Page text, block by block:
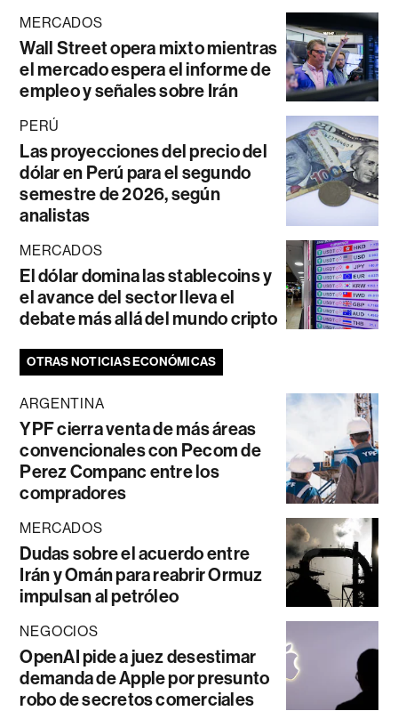
MERCADOS
Wall Street opera mixto mientras
el mercado espera el informe de
empleo y señales sobre Irán
PERÚ
Las proyecciones del precio del
dólar en Perú para el segundo
semestre de 2026, según
analistas
MERCADOS
El dólar domina las stablecoins y
el avance del sector lleva el
debate más allá del mundo cripto
OTRAS NOTICIAS ECONÓMICAS
ARGENTINA
YPF cierra venta de más áreas
convencionales con Pecom de
Perez Companc entre los
compradores
MERCADOS
Dudas sobre el acuerdo entre
Irán y Omán para reabrir Ormuz
impulsan al petróleo
NEGOCIOS
OpenAI pide a juez desestimar
demanda de Apple por presunto
robo de secretos comerciales